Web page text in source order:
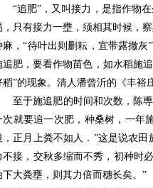
“追肥”，又叫接力，是指作物
，只有接力一壅，须相其时候，
麻，“待叶出则删耘，宜带露撤
追肥，要看作物苗色，如水稻施
稻”的现象。清人潘曾沂的《丰裕
至于施追肥的时间和次数，陈
次就要追一次肥，种桑树，一年
，正月上粪不如人．”这是说农
不接，交秋多缩而不秀，初种时
下大粪壅，则其力倍而穗长矣。”